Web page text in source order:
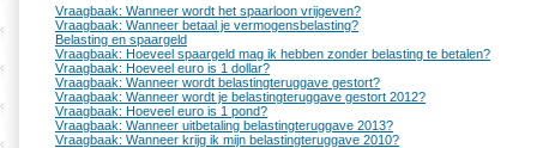
Vraagbaak: Wanneer wordt het spaarloon vrijgeven?
Vraagbaak: Wanneer betaal je vermogensbelasting?
Belasting en spaargeld
Vraagbaak: Hoeveel spaargeld mag ik hebben zonder belasting te betalen?
Vraagbaak: Hoeveel euro is 1 dollar?
Vraagbaak: Wanneer wordt belastingteruggave gestort?
Vraagbaak: Wanneer wordt je belastingteruggave gestort 2012?
Vraagbaak: Hoeveel euro is 1 pond?
Vraagbaak: Wanneer uitbetaling belastingteruggave 2013?
Vraagbaak: Wanneer krijg ik mijn belastingteruggave 2010?